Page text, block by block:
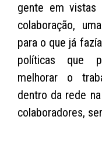
gente em vistas
colaboração,
para o que já
políticas que
melhorar o
dentro da rede
colaboradores,